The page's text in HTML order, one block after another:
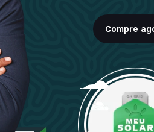
Explore oportunidades
Notícias
Compre